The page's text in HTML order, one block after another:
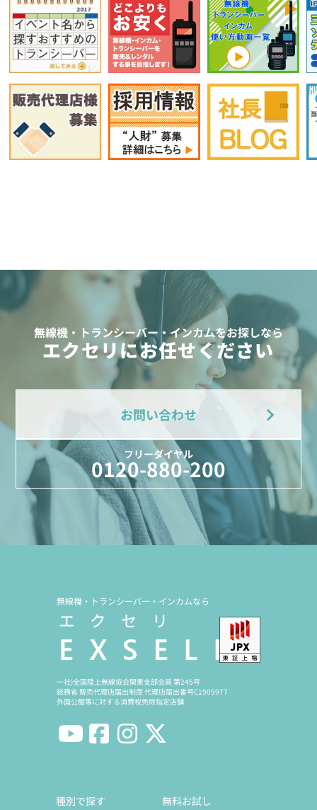
無線機・トランシーバー・インカムをお探しなら
エクセリにお任せください
お問い合わせ
フリーダイヤル
0120-880-200
無線機・トランシーバー・インカムなら
一社)全国陸上無線協会関東支部会員 第245号
総務省 販売代理店届出制度 代理店届出番号C1909977
外国公館等に対する消費税免除指定店舗
種別で探す
無料お試し